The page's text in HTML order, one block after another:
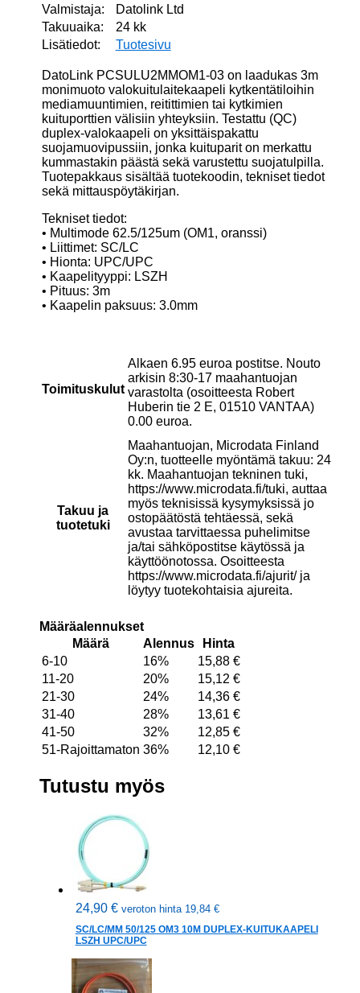
Valmistaja:
Datolink Ltd
Takuuaika:
24 kk
Lisätiedot:
Tuotesivu
DatoLink PCSULU2MMOM1-03 on laadukas 3m
monimuoto valokuitulaitekaapeli kytkentätiloihin
mediamuuntimien, reitittimien tai kytkimien
kuituporttien välisiin yhteyksiin. Testattu (QC)
duplex-valokaapeli on yksittäispakattu
suojamuovipussiin, jonka kuituparit on merkattu
kummastakin päästä sekä varustettu suojatulpilla.
Tuotepakkaus sisältää tuotekoodin, tekniset tiedot
sekä mittauspöytäkirjan.
Tekniset tiedot:
• Multimode 62.5/125um (OM1, oranssi)
• Liittimet: SC/LC
• Hionta: UPC/UPC
• Kaapelityyppi: LSZH
• Pituus: 3m
• Kaapelin paksuus: 3.0mm
Toimituskulut
Alkaen 6.95 euroa postitse. Nouto
arkisin 8:30-17 maahantuojan
varastolta (osoitteesta Robert
Huberin tie 2 E, 01510 VANTAA)
0.00 euroa.
Takuu ja
tuotetuki
Maahantuojan, Microdata Finland
Oy:n, tuotteelle myöntämä takuu: 24
kk. Maahantuojan tekninen tuki,
https://www.microdata.fi/tuki, auttaa
myös teknisissä kysymyksissä jo
ostopäätöstä tehtäessä, sekä
avustaa tarvittaessa puhelimitse
ja/tai sähköpostitse käytössä ja
käyttöönotossa. Osoitteesta
https://www.microdata.fi/ajurit/ ja
löytyy tuotekohtaisia ajureita.
Määräalennukset
Määrä
Alennus
Hinta
6-10
16% 15,88 €
11-20
20% 15,12 €
21-30
24% 14,36 €
31-40
28% 13,61 €
41-50
32% 12,85 €
51-Rajoittamaton 36% 12,10 €
Tutustu myös
24,90 € veroton hinta 19,84 €
SC/LC/MM 50/125 OM3 10M DUPLEX-KUITUKAAPELI
LSZH UPC/UPC